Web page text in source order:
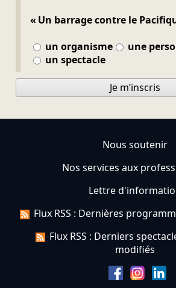
« Un barrage contre le
un organisme
une
un spectacle
Je m’inscris
Nous soutenir
Nos services aux
Lettre
Flux RSS : Dernières
Flux RSS : Derniers
modifiés